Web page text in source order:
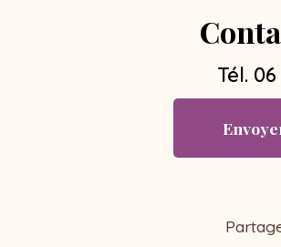
Tél. 06